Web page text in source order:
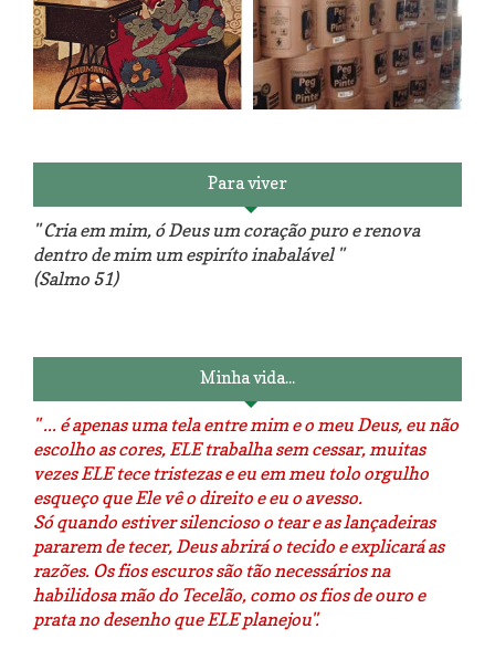
Reforma do sofá, agora é em
patchwork!
The Red Velvet !!! O Perfeito
Para viver
" Cria em mim, ó Deus um coração puro e renova
dentro de mim um espiríto inabalável "
(Salmo 51)
Minha vida...
" ... é apenas uma tela entre mim e o meu Deus, eu não
escolho as cores, ELE trabalha sem cessar, muitas
vezes ELE tece tristezas e eu em meu tolo orgulho
esqueço que Ele vê o direito e eu o avesso.
Só quando estiver silencioso o tear e as lançadeiras
pararem de tecer, Deus abrirá o tecido e explicará as
razões. Os fios escuros são tão necessários na
habilidosa mão do Tecelão, como os fios de ouro e
prata no desenho que ELE planejou".